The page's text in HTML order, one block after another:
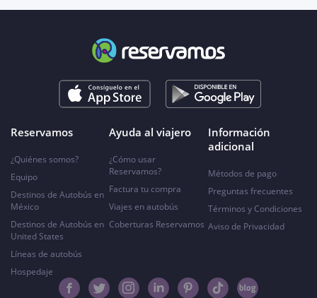
Reservamos
¿Quiénes somos?
Equipo
Destinos de Autobús en
México
Destinos de Autobús en
United States
Líneas de autobús
Hospedaje
Ayuda al viajero
¿Cómo usar
Reservamos?
Factura tu compra
Viajes en autobús
Coberturas Reservamos
Información
adicional
Métodos de pago
Preguntas frecuentes
Términos y Condiciones
Aviso de Privacidad